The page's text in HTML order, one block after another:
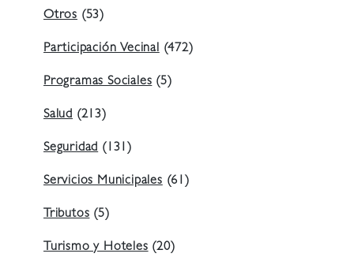
Otros (53)
Participación Vecinal (472)
Programas Sociales (5)
Salud (213)
Seguridad (131)
Servicios Municipales (61)
Tributos (5)
Turismo y Hoteles (20)